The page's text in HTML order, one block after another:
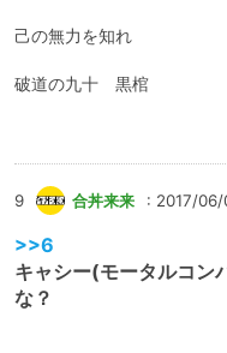
己の無力を知れ
破道の九十 黒棺
9 合丼来来 : 2017/
>>6
キャシー(モータルコン
な？